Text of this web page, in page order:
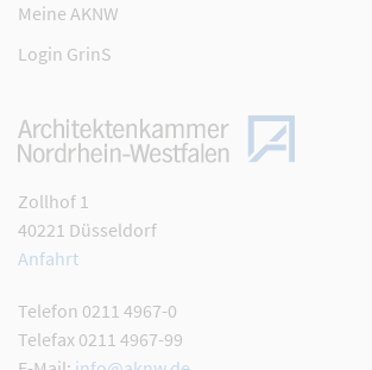
Meine AKNW
Login GrinS
Zollhof 1
40221 Düsseldorf
Anfahrt
Telefon 0211 4967-0
Telefax 0211 4967-99